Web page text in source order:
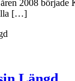
2008 började
[…]